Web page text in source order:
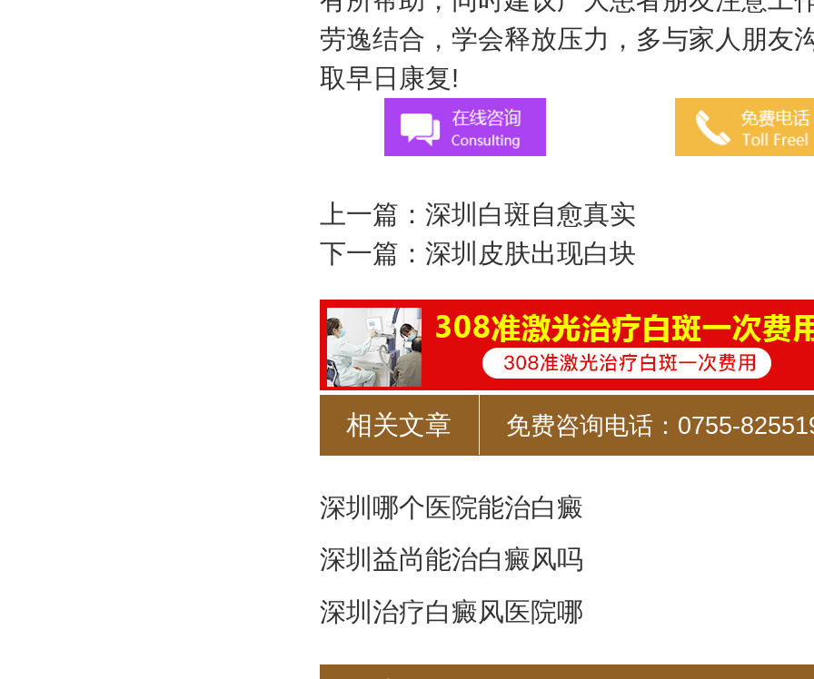
劳逸结合，学会释放压力，多与家人朋友
取早日康复!
上一篇： 深圳白斑自愈真实
下一篇： 深圳皮肤出现白块
相关文章 免费咨询电话：0755-
深圳哪个医院能治白癜
深圳益尚能治白癜风吗
深圳治疗白癜风医院哪